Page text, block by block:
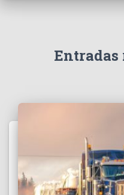
Entradas